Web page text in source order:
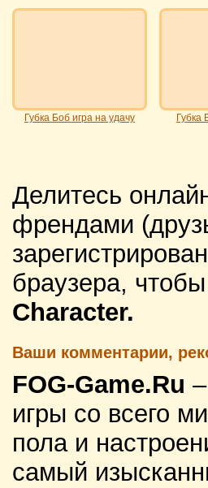
Губка Боб игра на удачу Губка
Делитесь
френдами
браузера,
Character.
Ваши комментарии,
FOG-Game.Ru
игры со всего
пола и
самый